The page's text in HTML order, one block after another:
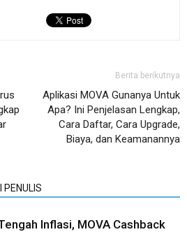
Berita berikutnya
Aplikasi MOVA Gunanya Untuk
Apa? Ini Penjelasan Lengkap,
Cara Daftar, Cara Upgrade,
Biaya, dan Keamanannya
PENULIS
Inflasi, MOVA Cashback